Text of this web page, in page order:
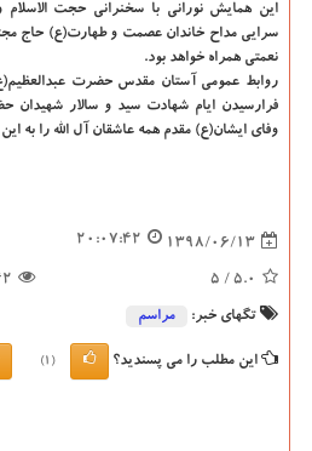
این همایش نورانی با سخنرانی حجت
سرایی مداح خاندان عصمت و طهارت(ع) حاج
نعمتی همراه خواهد بود.
روابط عمومی آستان مقدس حضرت
فرارسیدن ایام شهادت سید و سالار شهیدان
وفای ایشان(ع) مقدم همه عاشقان آل الله را به این
1398/06/13
20:07:42
5.0
/ 5
تگهای خبر: مراسم
این مطلب را می پسندید؟ (1)